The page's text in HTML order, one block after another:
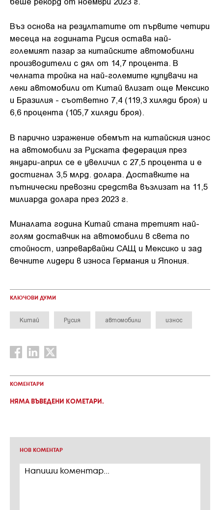
Въз основа на резултатите от първите четири
месеца на годината Русия остава най-
големият пазар за китайските автомобилни
производители с дял от 14,7 процента. В
челната тройка на най-големите купувачи на
леки автомобили от Китай влизат още Мексико
и Бразилия - съответно 7,4 (119,3 хиляди броя) и
6,6 процента (105,7 хиляди броя).
В парично изражение обемът на китайския износ
на автомобили за Руската федерация през
януари-април се е увеличил с 27,5 процента и е
достигнал 3,5 млрд. долара. Доставките на
пътнически превозни средства възлизат на 11,5
милиарда долара през 2023 г.
Миналата година Китай стана третият най-
голям доставчик на автомобили в света по
стойност, изпреварвайки САЩ и Мексико и зад
вечните лидери в износа Германия и Япония.
КЛЮЧОВИ ДУМИ
Китай Русия автомобили износ
КОМЕНТАРИ
НЯМА ВЪВЕДЕНИ КОМЕТАРИ.
НОВ КОМЕНТАР